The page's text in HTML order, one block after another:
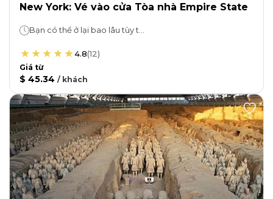
New York: Vé vào cửa Tòa nhà Empire State
4.8(12)
Giá từ
$ 45.34 / khách